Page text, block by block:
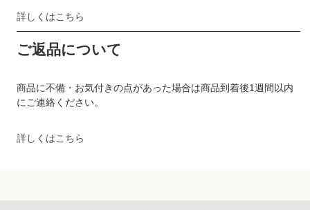
詳しくはこちら
ご返品について
商品に不備・お気付きの点があった場合は商品到着後1週間以内
にご連絡ください。
詳しくはこちら